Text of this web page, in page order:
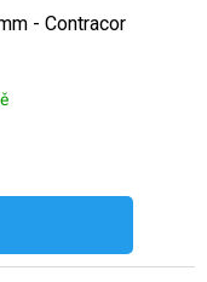
- Contracor